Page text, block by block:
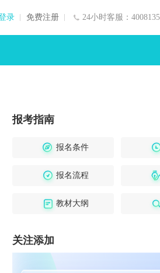
24小时客服：
录 免费注册
报考指南
报名条件
报名流程
教材大纲
关注添加